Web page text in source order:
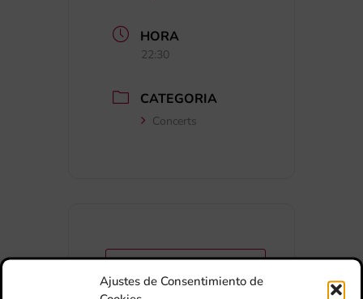
Ajustes de Consentimiento de
HORA
22:30
CATEGORIA
Concerts